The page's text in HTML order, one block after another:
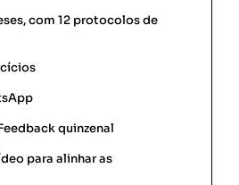
com 12 protocolos de
quinzenal
para alinhar as